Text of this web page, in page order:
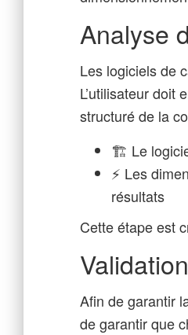
Analyse
Les logiciels de
L’utilisateur doit
structuré de la
🏗️ Le
⚡ Les
résultats
Cette étape est
Afin de garantir
de garantir que